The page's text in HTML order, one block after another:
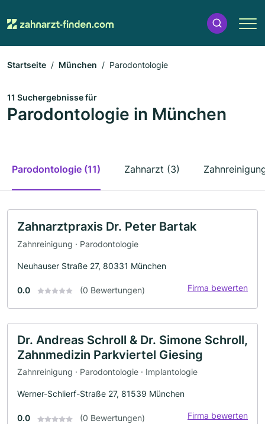
Startseite München Parodontologie
11 Suchergebnisse für
Parodontologie in München
Parodontologie (11) Zahnarzt (3)
Zahnarztpraxis Dr. Peter Bartak
Zahnreinigung · Parodontologie
Neuhauser Straße 27, 80331 München
0.0 (0 Bewertungen) Firma bewerten
Dr. Andreas Schroll & Dr. Simone Schroll,
Zahnmedizin Parkviertel Giesing
Zahnreinigung · Parodontologie · Implantologie
Werner-Schlierf-Straße 27, 81539 München
0.0 (0 Bewertungen) Firma bewerten